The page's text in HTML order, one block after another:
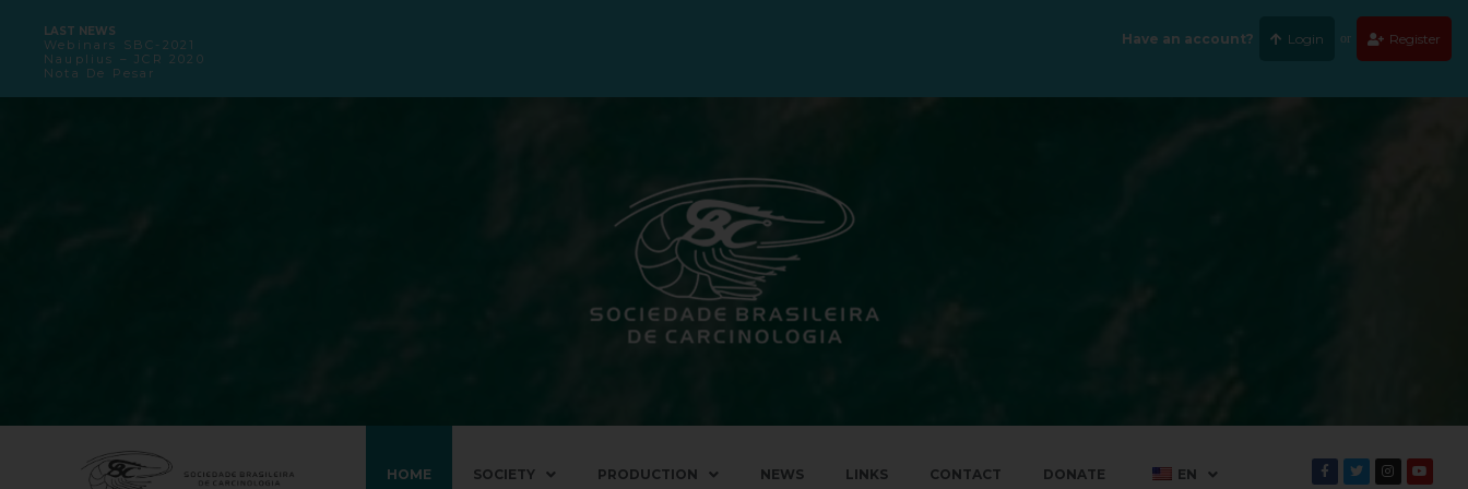
LAST NEWS
Webinars SBC-2021
Nauplius – JCR 2020
Nota De Pesar
Have an account? Login or Register
HOME SOCIETY PRODUCTION NEWS LINKS CONTACT DONATE EN